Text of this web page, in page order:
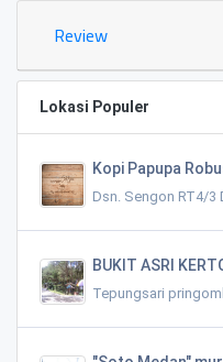
Review
Lokasi Populer
Kopi Papupa
Dsn. Sengon RT4/3
BUKIT ASRI
Tepungsari